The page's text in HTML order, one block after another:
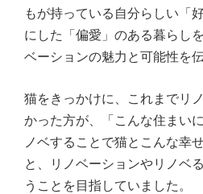
もが持っている自分らしい「
にした「偏愛」のある暮らし
ベーションの魅力と可能性を
猫をきっかけに、これまでリ
かった方が、「こんな住まい
ノベすることで猫とこんな幸
と、リノベーションやリノベ
うことを目指していました。